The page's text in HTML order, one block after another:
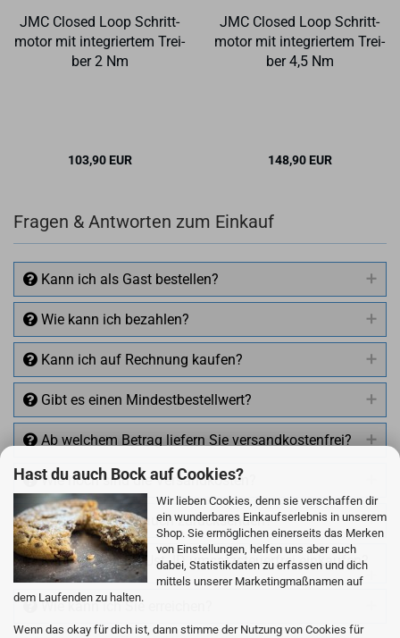
Hast du auch Bock auf Cookies?
Wir lieben Cookies, denn sie verschaffen dir
ein wunderbares Einkaufserlebnis in unserem
Shop. Sie ermöglichen einerseits das Merken
von Einstellungen, helfen uns aber auch
dabei, Statistikdaten zu erfassen und dich
mittels unserer Marketingmaßnamen auf
dem Laufenden zu halten.
Wenn das okay für dich ist, dann stimme der Nutzung von Cookies für
JMC Clo­sed Loop Schritt­
mo­tor mit in­te­grier­tem Trei­
ber 2 Nm
103,90 EUR
JMC Clo­sed Loop Schritt­
mo­tor mit in­te­grier­tem Trei­
ber 4,5 Nm
148,90 EUR
Fragen & Antworten zum Einkauf
Kann ich als Gast bestellen?
Wie kann ich bezahlen?
Kann ich auf Rechnung kaufen?
Gibt es einen Mindestbestellwert?
Ab welchem Betrag liefern Sie versandkostenfrei?
Wie hoch sind die Versandkosten?
Kann ich Artikel auch zurücksenden?
Kann ich mit EU Ust.-ID umsatzsteuerfrei einkaufen?
Wie kann ich Sie erreichen?